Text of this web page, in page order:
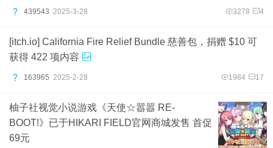
439543 2025-3-28 3278 4
[itch.io] California Fire Relief Bundle 慈善包，捐赠 $10 可
获得 422 项内容
163965 2025-2-28 1984 17
柚子社视觉小说游戏《天使☆嚣嚣 RE-
BOOT!》已于HIKARI FIELD官网商城发售 首促
69元